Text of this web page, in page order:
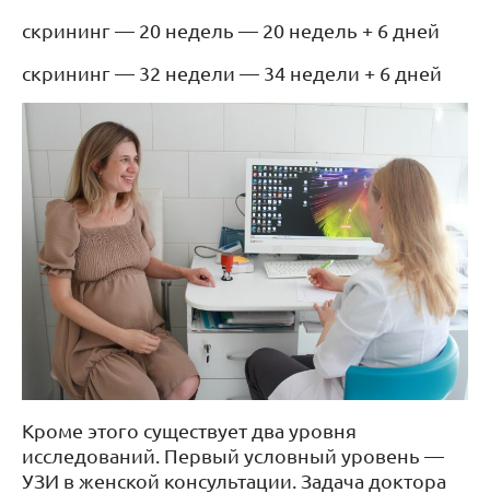
скрининг — 20 недель — 20 недель + 6 дней
скрининг — 32 недели — 34 недели + 6 дней
Кроме этого существует два уровня
исследований. Первый условный уровень —
УЗИ в женской консультации. Задача доктора